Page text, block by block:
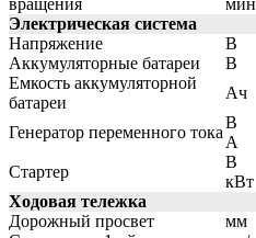
Электрическая система
Напряжение
В
Аккумуляторные батареи
В
Емкость аккумуляторной
батареи
Ач
Генератор переменного тока
В
А
Стартер
В
кВт
Ходовая тележка
Дорожный просвет
мм